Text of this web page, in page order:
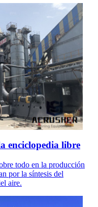
enciclopedia libre
todo en la producción
por la síntesis del
aire.